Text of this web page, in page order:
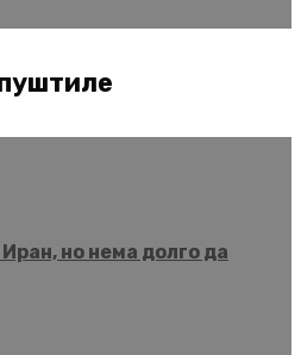
но нема долго да